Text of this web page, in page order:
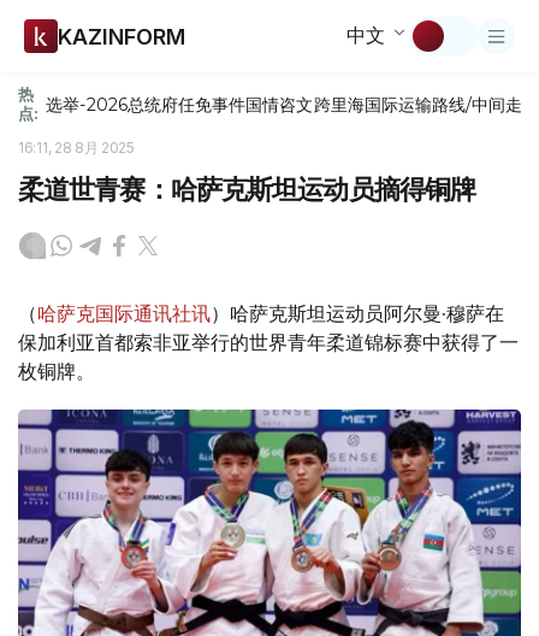
KAZINFORM 中文
热
点: 选举-2026总统府任免事件国情咨文跨里海国际运输路线/中间走廊
16:11, 28 8月 2025
柔道世青赛：哈萨克斯坦运动员摘得铜牌
（哈萨克国际通讯社讯）哈萨克斯坦运动员阿尔曼·穆萨在
保加利亚首都索非亚举行的世界青年柔道锦标赛中获得了一
枚铜牌。